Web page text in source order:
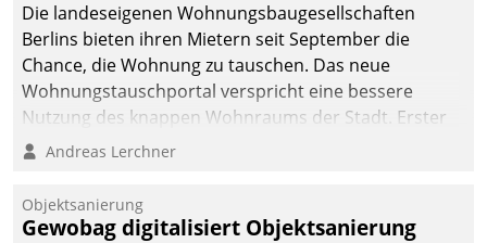
Die landeseigenen Wohnungsbaugesellschaften
Berlins bieten ihren Mietern seit September die
Chance, die Wohnung zu tauschen. Das neue
Wohnungstauschportal verspricht eine bessere
Nutzung des knappen Wohnraums der Stadt. Erster
Anwendungsfall für Datatrains Lösung API-Hub mit
Unternehmen.
Andreas Lerchner
Objektsanierung
Gewobag digitalisiert Objektsanierung